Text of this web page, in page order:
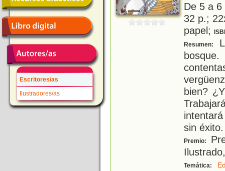
Escritores/as
Ilustradores/as
De 5 a
32 p.;
papel;
Resumen:
bien?
sin éxito.
Premio:
Temática: